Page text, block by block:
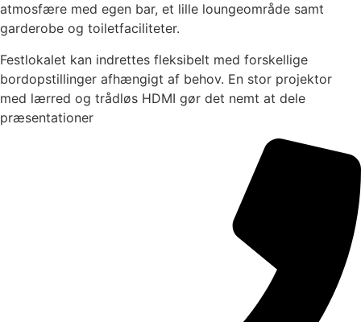
atmosfære med egen bar, et lille loungeområde samt
garderobe og toiletfaciliteter.
Festlokalet kan indrettes fleksibelt med forskellige
bordopstillinger afhængigt af behov. En stor projektor
med lærred og trådløs HDMI gør det nemt at dele
præsentationer